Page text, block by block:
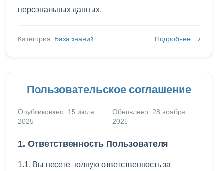
персональных данных.
Категория: База знаний Подробнее
Пользовательское соглашение
Опубликовано: 15 июля
2025
Обновлено: 28 ноября
2025
1. Ответственность Пользователя
1.1. Вы несете полную ответственность за